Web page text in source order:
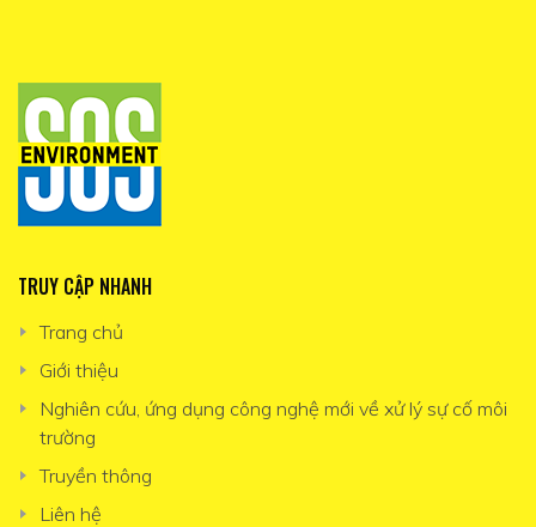
TRUY CẬP NHANH
Trang chủ
Giới thiệu
Nghiên cứu, ứng dụng công nghệ mới về xử lý sự cố môi
trường
Truyền thông
Liên hệ